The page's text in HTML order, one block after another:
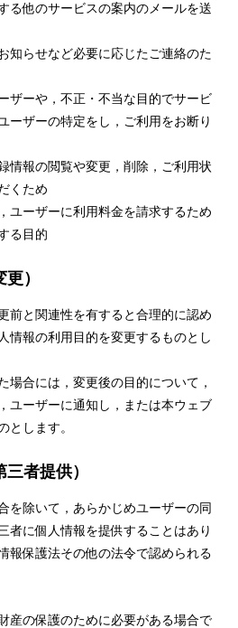
る他のサービスの案内のメールを送
知らせなど必要に応じたご連絡のた
ザーや，不正・不当な目的でサービ
ーザーの特定をし，ご利用をお断り
情報の閲覧や変更，削除，ご利用状
くため
ユーザーに利用料金を請求するため
る目的
）
前と関連性を有すると合理的に認め
情報の利用目的を変更するものとし
場合には，変更後の目的について，
ユーザーに通知し，または本ウェブ
とします。
者提供）
を除いて，あらかじめユーザーの同
者に個人情報を提供することはあり
報保護法その他の法令で認められる
産の保護のために必要がある場合で